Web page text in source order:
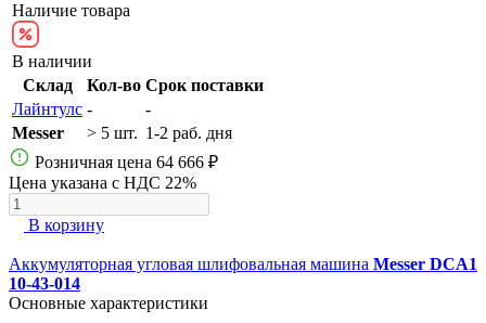
Наличие товара
В наличии
Склад
Кол-во Срок поставки
Лайнтулс -
-
Messer
> 5 шт. 1-2 раб. дня
Розничная цена 64 666 ₽
Цена указана с НДС 22%
В корзину
Аккумуляторная угловая шлифовальная машина Messer DCA1
10-43-014
Основные характеристики